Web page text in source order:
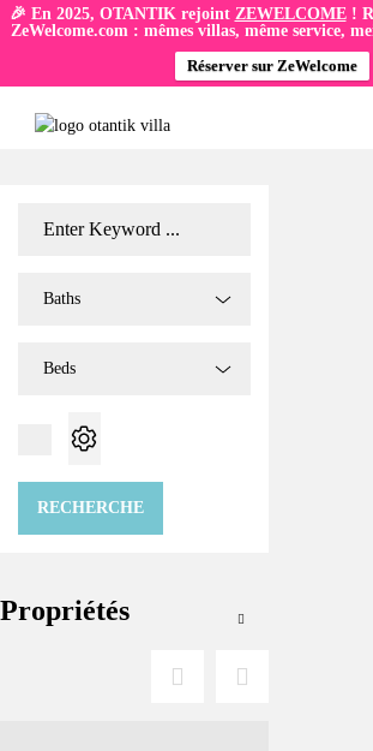
🎉 En 2025, OTANTIK rejoint ZEWELCOME!
ZeWelcome.com : mêmes villas, même service,
Réserver sur ZeWelcome
Baths
Beds
RECHERCHE
Propriétés